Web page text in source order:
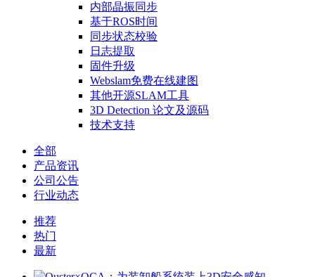
内部晶振同步
基于ROS时间
同步状态校验
日志提取
固件升级
Webslam免费在线建图
其他开源SLAM工具
3D Detection 论文及源码
技术支持
全部
产品资讯
公司公告
行业动态
推荐
热门
最新